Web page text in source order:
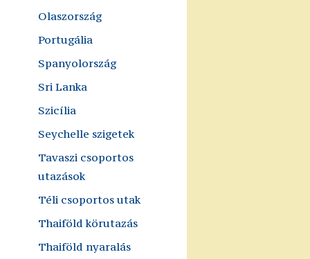
Olaszország
Portugália
Spanyolország
Sri Lanka
Szicília
Seychelle szigetek
Tavaszi csoportos
utazások
Téli csoportos utak
Thaiföld körutazás
Thaiföld nyaralás